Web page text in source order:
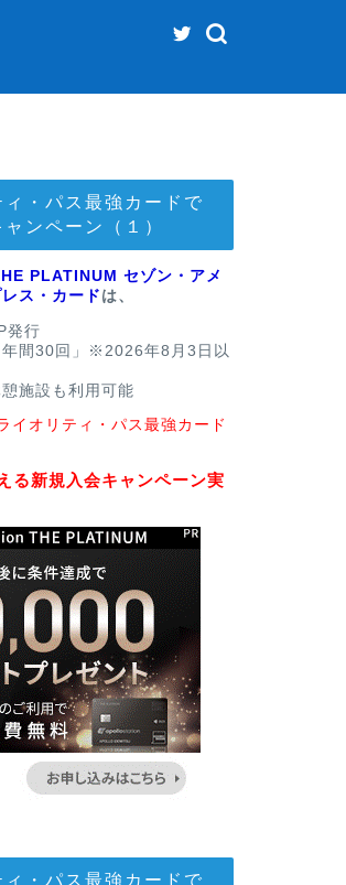
・パス最強カードで
ンペーン（１）
PLATINUM セゾン・アメ
ス・カード は、
発行
年間30回」※2026年8月3日以
施設も利用可能
イオリティ・パス最強カード
る新規入会キャンペーン実
・パス最強カードで